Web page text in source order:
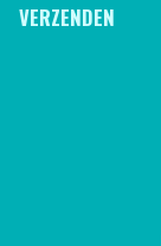
VERZENDEN